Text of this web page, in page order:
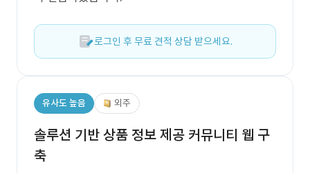
로그인 후 무료 견적 상담 받으세요.
유사도 높음 외주
솔루션 기반 상품 정보 제공 커뮤니티 웹 구
축